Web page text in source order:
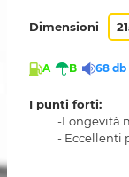
Dimensioni
A B 68 db
I punti forti:
-Longevità
- Eccellenti